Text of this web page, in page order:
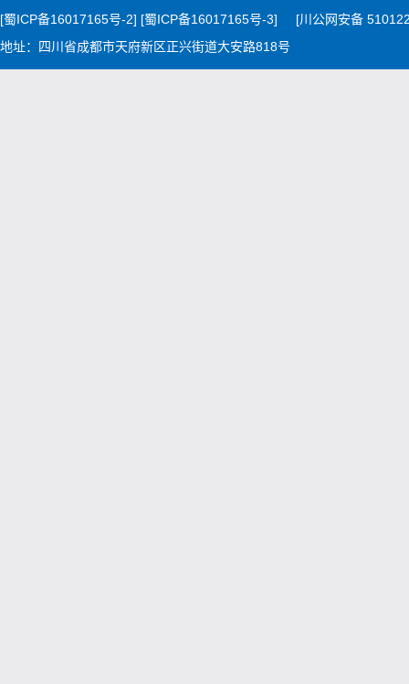
[蜀ICP备16017165号-2] [蜀ICP备16017165号-3]
[川公网安备
地址：四川省成都市天府新区正兴街道大安路818号